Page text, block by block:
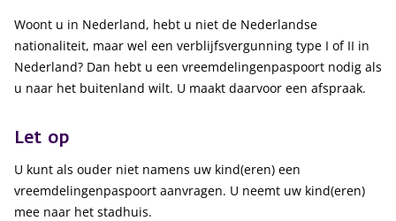
Woont u in Nederland, hebt u niet de Nederlandse
nationaliteit, maar wel een verblijfsvergunning type I of II in
Nederland? Dan hebt u een vreemdelingenpaspoort nodig als
u naar het buitenland wilt. U maakt daarvoor een afspraak.
Let op
U kunt als ouder niet namens uw kind(eren) een
vreemdelingenpaspoort aanvragen. U neemt uw kind(eren)
mee naar het stadhuis.